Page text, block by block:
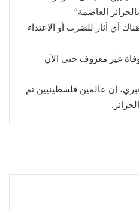
العاصمة”
أي أثار للضرب أو الاعتداء
غير معروف حتى الآن
إن عالمين فلسطينيين تم